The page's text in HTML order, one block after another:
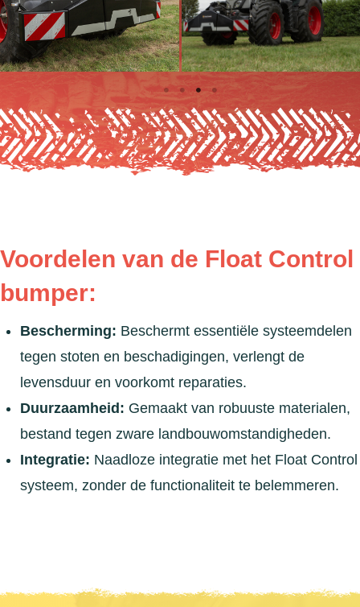
Voordelen van de Float Control
bumper:
Bescherming: Beschermt essentiële systeemdelen
tegen stoten en beschadigingen, verlengt de
levensduur en voorkomt reparaties.
Duurzaamheid: Gemaakt van robuuste materialen,
bestand tegen zware landbouwomstandigheden.
Integratie: Naadloze integratie met het Float Control
systeem, zonder de functionaliteit te belemmeren.